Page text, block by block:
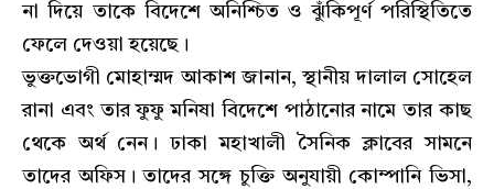
না দিয়ে তাকে বিদেশে অনিশ্চিত ও ঝুঁকিপূর্ণ পরিস্থিতিতে
ফেলে দেওয়া হয়েছে।
ভুক্তভোগী মোহাম্মদ আকাশ জানান, স্থানীয় দালাল সোহেল
রানা এবং তার ফুফু মনিষা বিদেশে পাঠানোর নামে তার কাছ
থেকে অর্থ নেন। ঢাকা মহাখালী সৈনিক ক্লাবের সামনে
তাদের অফিস। তাদের সঙ্গে চুক্তি অনুযায়ী কোম্পানি ভিসা,